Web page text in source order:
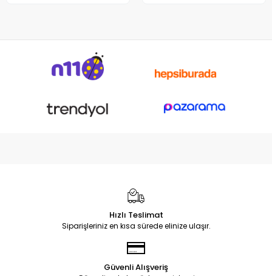
Hızlı Teslimat
Siparişleriniz en kısa sürede elinize ulaşır.
Güvenli Alışveriş